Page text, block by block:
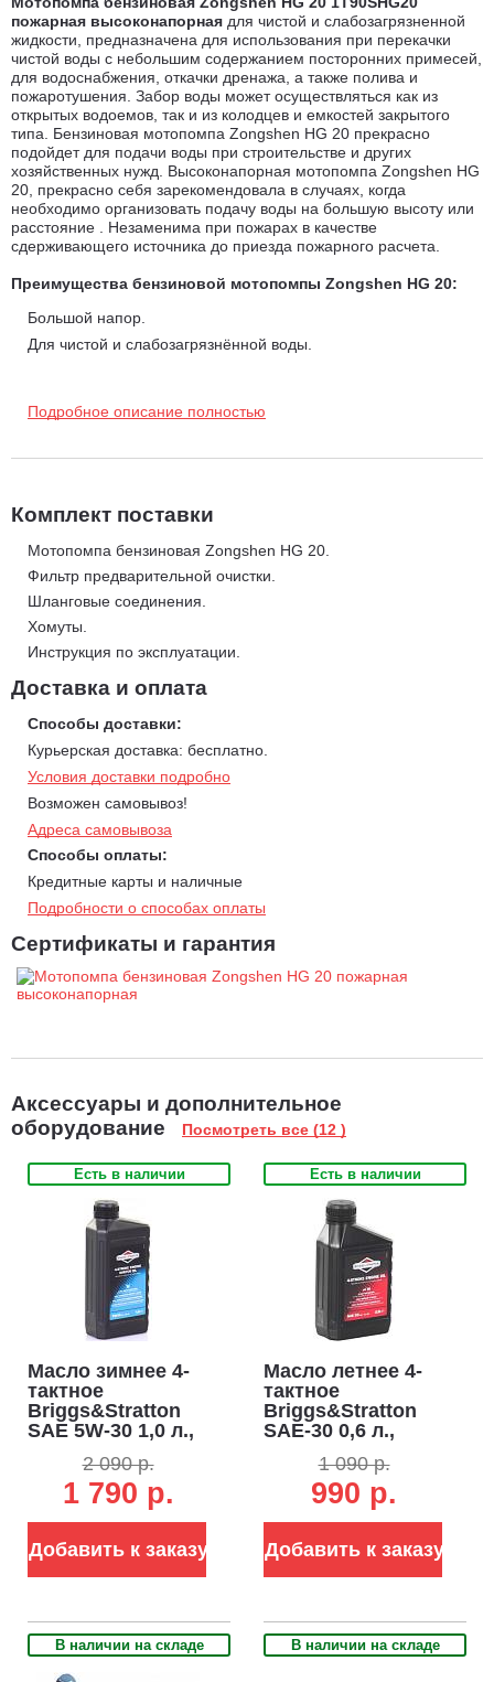
пожарная высоконапорная для чистой и слабозагрязненной
жидкости, предназначена для использования при перекачки
чистой воды с небольшим содержанием посторонних примесей,
для водоснабжения, откачки дренажа, а также полива и
пожаротушения. Забор воды может осуществляться как из
открытых водоемов, так и из колодцев и емкостей закрытого
типа. Бензиновая мотопомпа Zongshen HG 20 прекрасно
подойдет для подачи воды при строительстве и других
хозяйственных нужд. Высоконапорная мотопомпа Zongshen HG
20, прекрасно себя зарекомендовала в случаях, когда
необходимо организовать подачу воды на большую высоту или
расстояние . Незаменима при пожарах в качестве
сдерживающего источника до приезда пожарного расчета.
Преимущества бензиновой мотопомпы Zongshen HG 20:
Большой напор.
Для чистой и слабозагрязнённой воды.
Датчик уровня масла.
Подробное описание полностью
Комплект поставки
Мотопомпа бензиновая Zongshen HG 20.
Фильтр предварительной очистки.
Шланговые соединения.
Хомуты.
Инструкция по эксплуатации.
Доставка и оплата
Способы доставки:
Курьерская доставка: бесплатно.
Условия доставки подробно
Возможен самовывоз!
Адреса самовывоза
Способы оплаты:
Кредитные карты и наличные
Подробности о способах оплаты
Сертификаты и гарантия
Аксессуары и дополнительное
оборудование
Посмотреть все (12 )
Есть в наличии
Масло зимнее 4-
тактное
Briggs&Stratton
SAE 5W-30 1,0 л.,
2 090 р.
1 790 р.
Добавить к заказу
Есть в наличии
Масло летнее 4-
тактное
Briggs&Stratton
SAE-30 0,6 л.,
1 090 р.
990 р.
Добавить к заказу
В наличии на складе В наличии на складе